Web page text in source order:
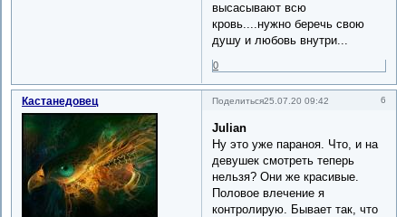
высасывают всю
кровь....нужно беречь свою
душу и любовь внутри...
0
Поделиться 6
25.07.20 09:42
Кастанедовец
Julian
Ну это уже параноя. Что, и на
девушек смотреть теперь
нельзя? Они же красивые.
Половое влечение я
контролирую. Бывает так, что